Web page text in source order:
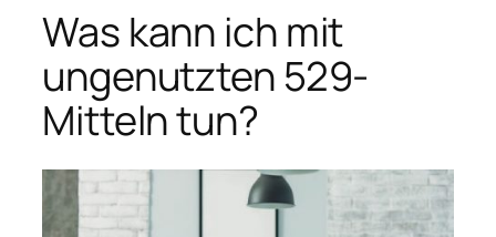
Was kann ich mit
ungenutzten 529-
Mitteln tun?